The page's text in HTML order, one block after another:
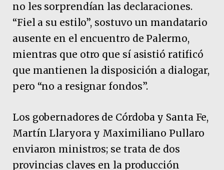
no les sorprendían las declaraciones.
“Fiel a su estilo”, sostuvo un mandatario
ausente en el encuentro de Palermo,
mientras que otro que sí asistió ratificó
que mantienen la disposición a dialogar,
pero “no a resignar fondos”.
Los gobernadores de Córdoba y Santa Fe,
Martín Llaryora y Maximiliano Pullaro
enviaron ministros; se trata de dos
provincias claves en la producción